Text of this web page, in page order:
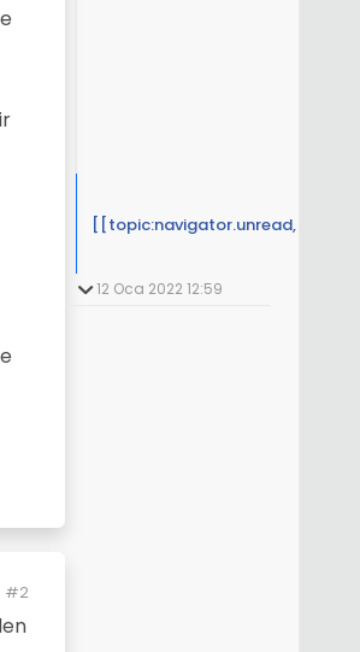
#2
[[topic:navigator.unread, 3]]
12 Oca 2022 12:59